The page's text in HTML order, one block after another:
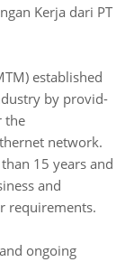
Kerja dari PT
established
by provid­
the
network.
15 years and
and
requirements.
ongoing